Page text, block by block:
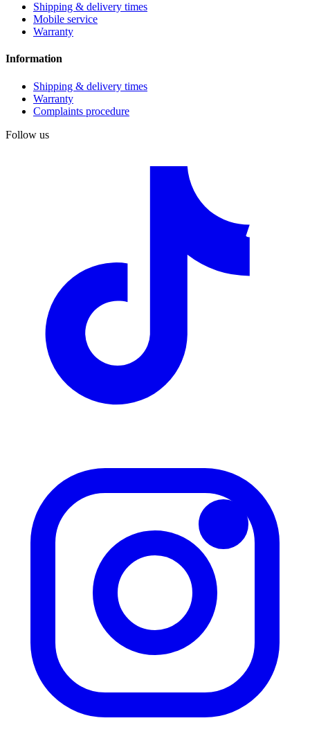
Shipping & delivery times
Mobile service
Warranty
Information
Shipping & delivery times
Warranty
Complaints procedure
Follow us